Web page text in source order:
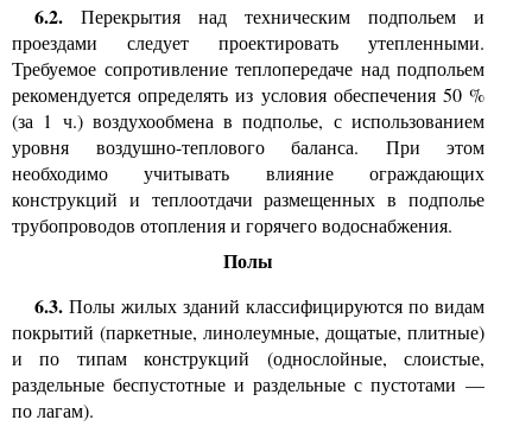
6.2.Перекрытия над техническим подпольем и
проездами следует проектировать утепленными.
Требуемое сопротивление теплопередаче над подпольем
рекомендуется определять из условия обеспечения 50 %
(за 1 ч.) воздухообмена в подполье, с использованием
уровня воздушно-теплового баланса. При этом
необходимо учитывать влияние ограждающих
конструкций и теплоотдачи размещенных в подполье
трубопроводов отопления и горячего водоснабжения.
Полы
6.3.Полы жилых зданий классифицируются по видам
покрытий (паркетные, линолеумные, дощатые, плитные)
и по типам конструкций (однослойные, слоистые,
раздельные беспустотные и раздельные с пустотами —
по лагам).